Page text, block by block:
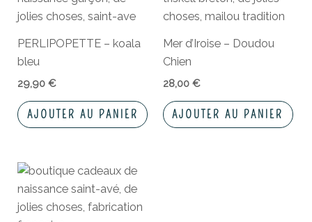
PERLIPOPETTE – koala
bleu
29,90€
AJOUTER AU PANIER
Mer d’Iroise – Doudou
Chien
28,00 €
AJOUTER AU PANIER